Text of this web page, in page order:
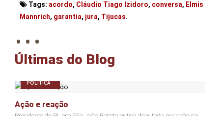
Tags: acordo, Cláudio Tiago Izidoro, conversa, Elmis
Mannrich, garantia, jura, Tijucas.
. . .
Últimas do Blog
POLÍTICA
Ação e reação